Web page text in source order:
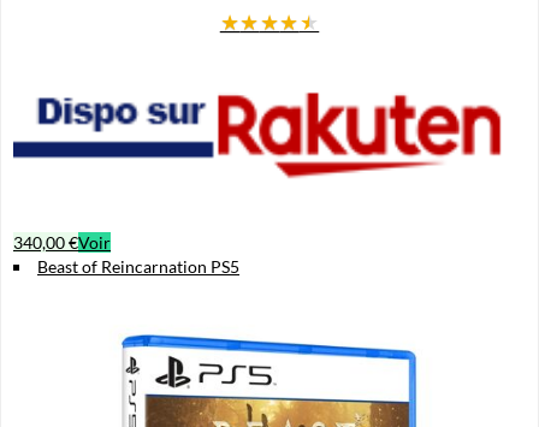
★★★★★
340,00 €Voir
Beast of Reincarnation PS5